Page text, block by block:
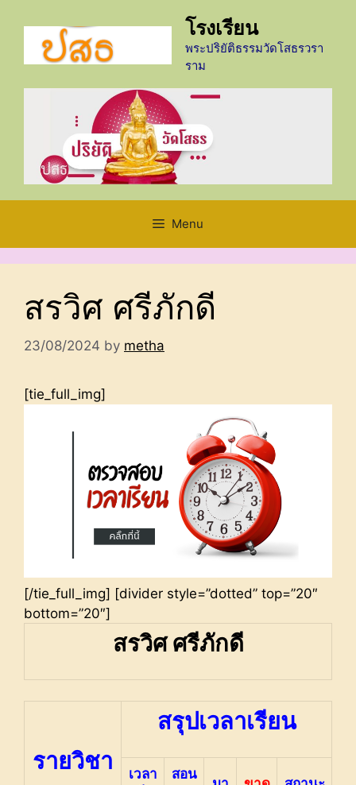
content
โรงเรียน
พระปริยัติธรรมวัดโสธรวรา
ราม
Menu
สรวิศ ศรีภักดี
23/08/2024 by metha
[tie_full_img]
[/tie_full_img] [divider style=”dotted” top=”20″
bottom=”20″]
สรวิศ ศรีภักดี
รายวิชา
สรุปเวลาเรียน
เวลา
สอน